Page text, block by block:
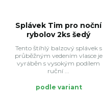
Splávek Tim pro noční
rybolov 2ks šedý
Tento štíhlý balzový splávek s
průběžným vedením vlasce je
vyráběn s vysokým podílem
ruční ...
podle variant